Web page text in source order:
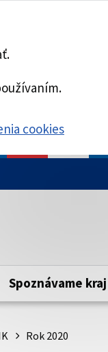
cookies
Táto stránka
zabezpečenú
https:// pred
Spoznávame kraj
Rok 2020